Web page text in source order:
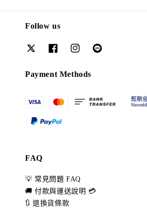
Follow us
Payment Methods
FAQ
💡 常見問題 FAQ
🚚 付款與運送說明 💳
🔃 退換貨條款